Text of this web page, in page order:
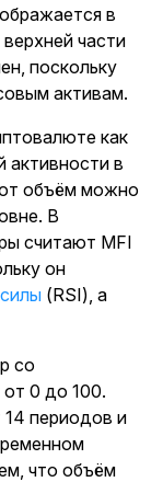
в
части
поскольку
активам.
как
активности в
объём можно
В
считают MFI
он
(RSI), а
со
0 до 100.
14 периодов и
что объём